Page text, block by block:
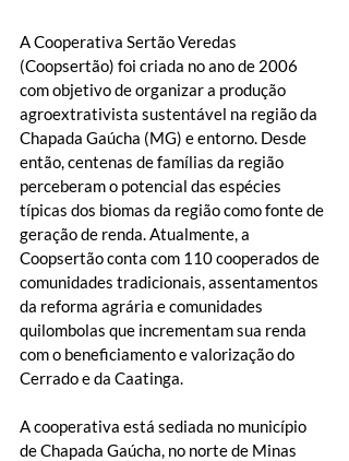
A Cooperativa Sertão Veredas
(Coopsertão) foi criada no ano de 2006
com objetivo de organizar a produção
agroextrativista sustentável na região da
Chapada Gaúcha (MG) e entorno. Desde
então, centenas de famílias da região
perceberam o potencial das espécies
típicas dos biomas da região como fonte de
geração de renda. Atualmente, a
Coopsertão conta com 110 cooperados de
comunidades tradicionais, assentamentos
da reforma agrária e comunidades
quilombolas que incrementam sua renda
com o beneficiamento e valorização do
Cerrado e da Caatinga.
A cooperativa está sediada no município
de Chapada Gaúcha, no norte de Minas